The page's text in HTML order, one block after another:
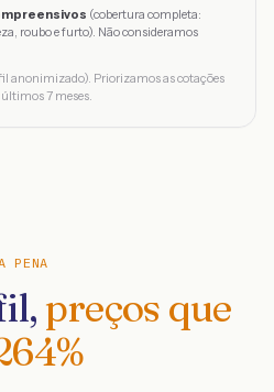
(cobertura completa:
roubo e furto). Não consideramos
anonimizado). Priorizamos as cotações
7 meses.
PENA
preços que
%